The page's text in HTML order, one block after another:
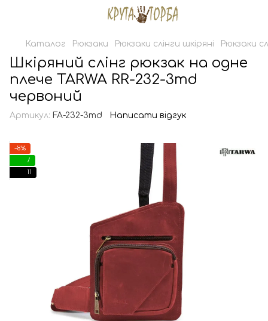
Каталог Рюкзаки Рюкзаки слінги шкіряні Рюкзаки
Шкіряний слінг рюкзак на одне
плече TARWA RR-232-3md
червоний
Артикул: FA-232-3md Написати відгук
−8%
7
11